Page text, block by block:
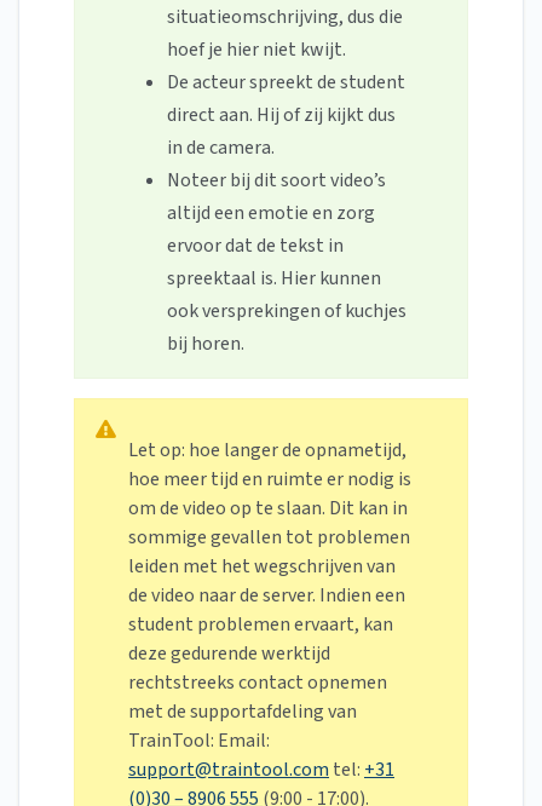
situatieomschrijving, dus die
hoef je hier niet kwijt.
De acteur spreekt de student
direct aan. Hij of zij kijkt dus
in de camera.
Noteer bij dit soort video’s
altijd een emotie en zorg
ervoor dat de tekst in
spreektaal is. Hier kunnen
ook versprekingen of kuchjes
bij horen.
Let op: hoe langer de opnametijd,
hoe meer tijd en ruimte er nodig is
om de video op te slaan. Dit kan in
sommige gevallen tot problemen
leiden met het wegschrijven van
de video naar de server. Indien een
student problemen ervaart, kan
deze gedurende werktijd
rechtstreeks contact opnemen
met de supportafdeling van
TrainTool: Email:
support@traintool.com tel: +31
(0)30 – 8906 555 (9:00 - 17:00).